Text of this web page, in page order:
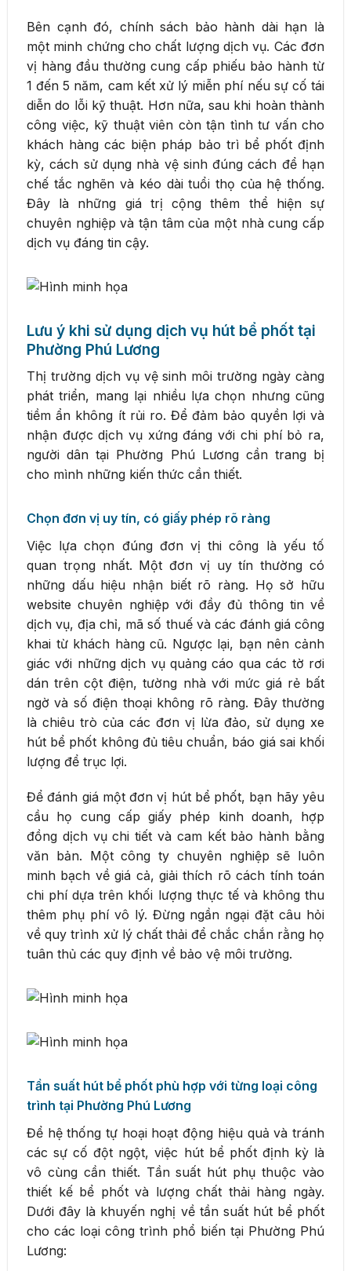
Bên cạnh đó, chính sách bảo hành dài hạn là
một minh chứng cho chất lượng dịch vụ. Các đơn
vị hàng đầu thường cung cấp phiếu bảo hành từ
1 đến 5 năm, cam kết xử lý miễn phí nếu sự cố tái
diễn do lỗi kỹ thuật. Hơn nữa, sau khi hoàn thành
công việc, kỹ thuật viên còn tận tình tư vấn cho
khách hàng các biện pháp bảo trì bể phốt định
kỳ, cách sử dụng nhà vệ sinh đúng cách để hạn
chế tắc nghẽn và kéo dài tuổi thọ của hệ thống.
Đây là những giá trị cộng thêm thể hiện sự
chuyên nghiệp và tận tâm của một nhà cung cấp
dịch vụ đáng tin cậy.
Lưu ý khi sử dụng dịch vụ hút bể phốt tại
Phường Phú Lương
Thị trường dịch vụ vệ sinh môi trường ngày càng
phát triển, mang lại nhiều lựa chọn nhưng cũng
tiềm ẩn không ít rủi ro. Để đảm bảo quyền lợi và
nhận được dịch vụ xứng đáng với chi phí bỏ ra,
người dân tại Phường Phú Lương cần trang bị
cho mình những kiến thức cần thiết.
Chọn đơn vị uy tín, có giấy phép rõ ràng
Việc lựa chọn đúng đơn vị thi công là yếu tố
quan trọng nhất. Một đơn vị uy tín thường có
những dấu hiệu nhận biết rõ ràng. Họ sở hữu
website chuyên nghiệp với đầy đủ thông tin về
dịch vụ, địa chỉ, mã số thuế và các đánh giá công
khai từ khách hàng cũ. Ngược lại, bạn nên cảnh
giác với những dịch vụ quảng cáo qua các tờ rơi
dán trên cột điện, tường nhà với mức giá rẻ bất
ngờ và số điện thoại không rõ ràng. Đây thường
là chiêu trò của các đơn vị lừa đảo, sử dụng xe
hút bể phốt không đủ tiêu chuẩn, báo giá sai khối
lượng để trục lợi.
Để đánh giá một đơn vị hút bể phốt, bạn hãy yêu
cầu họ cung cấp giấy phép kinh doanh, hợp
đồng dịch vụ chi tiết và cam kết bảo hành bằng
văn bản. Một công ty chuyên nghiệp sẽ luôn
minh bạch về giá cả, giải thích rõ cách tính toán
chi phí dựa trên khối lượng thực tế và không thu
thêm phụ phí vô lý. Đừng ngần ngại đặt câu hỏi
về quy trình xử lý chất thải để chắc chắn rằng họ
tuân thủ các quy định về bảo vệ môi trường.
Tần suất hút bể phốt phù hợp với từng loại công
trình tại Phường Phú Lương
Để hệ thống tự hoại hoạt động hiệu quả và tránh
các sự cố đột ngột, việc hút bể phốt định kỳ là
vô cùng cần thiết. Tần suất hút phụ thuộc vào
thiết kế bể phốt và lượng chất thải hàng ngày.
Dưới đây là khuyến nghị về tần suất hút bể phốt
cho các loại công trình phổ biến tại Phường Phú
Lương: